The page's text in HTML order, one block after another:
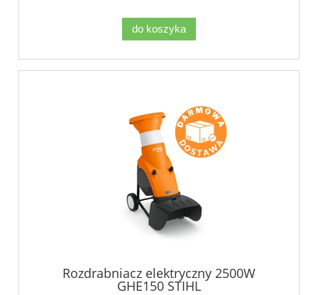
do koszyka
Rozdrabniacz elektryczny 2500W
GHE150 STIHL